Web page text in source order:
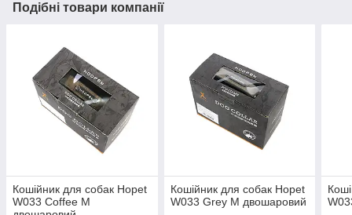
Подібні товари компанії
Кошійник для собак Hopet
W033 Coffee M
Кошійник для собак Hopet
W033 Grey M двошаровий